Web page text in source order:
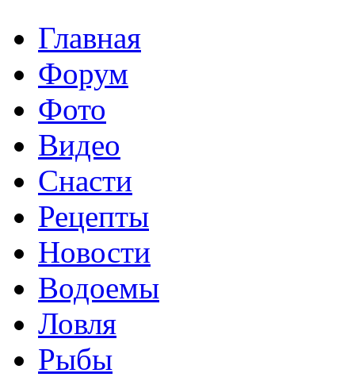
Главная
Форум
Фото
Видео
Снасти
Рецепты
Новости
Водоемы
Ловля
Рыбы